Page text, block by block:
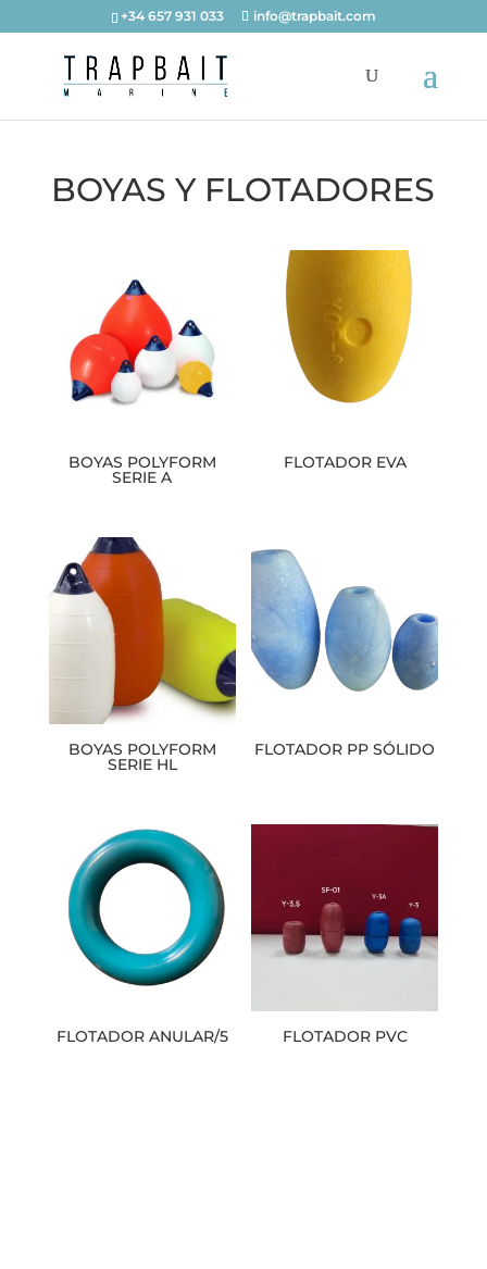
+34 657 931 033 info@trapbait.com
BOYAS Y FLOTADORES
BOYAS POLYFORM
SERIE A
FLOTADOR EVA
BOYAS POLYFORM
SERIE HL
FLOTADOR PP SÓLIDO
FLOTADOR ANULAR/5 FLOTADOR PVC